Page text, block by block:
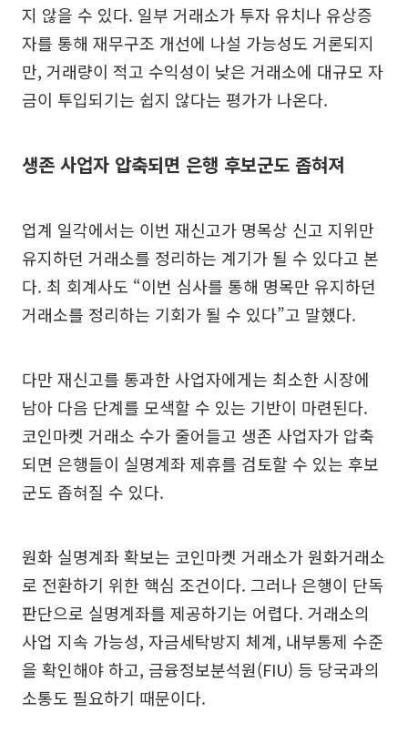
지 않을 수 있다. 일부 거래소가 투자 유치나 유상증
자를 통해 재무구조 개선에 나설 가능성도 거론되지
만, 거래량이 적고 수익성이 낮은 거래소에 대규모 자
금이 투입되기는 쉽지 않다는 평가가 나온다.
생존 사업자 압축되면 은행 후보군도 좁혀져
업계 일각에서는 이번 재신고가 명목상 신고 지위만
유지하던 거래소를 정리하는 계기가 될 수 있다고 본
다. 최 회계사도 “이번 심사를 통해 명목만 유지하던
거래소를 정리하는 기회가 될 수 있다”고 말했다.
다만 재신고를 통과한 사업자에게는 최소한 시장에
남아 다음 단계를 모색할 수 있는 기반이 마련된다.
코인마켓 거래소 수가 줄어들고 생존 사업자가 압축
되면 은행들이 실명계좌 제휴를 검토할 수 있는 후보
군도 좁혀질 수 있다.
원화 실명계좌 확보는 코인마켓 거래소가 원화거래소
로 전환하기 위한 핵심 조건이다. 그러나 은행이 단독
판단으로 실명계좌를 제공하기는 어렵다. 거래소의
사업 지속 가능성, 자금세탁방지 체계, 내부통제 수준
을 확인해야 하고, 금융정보분석원(FIU) 등 당국과의
소통도 필요하기 때문이다.